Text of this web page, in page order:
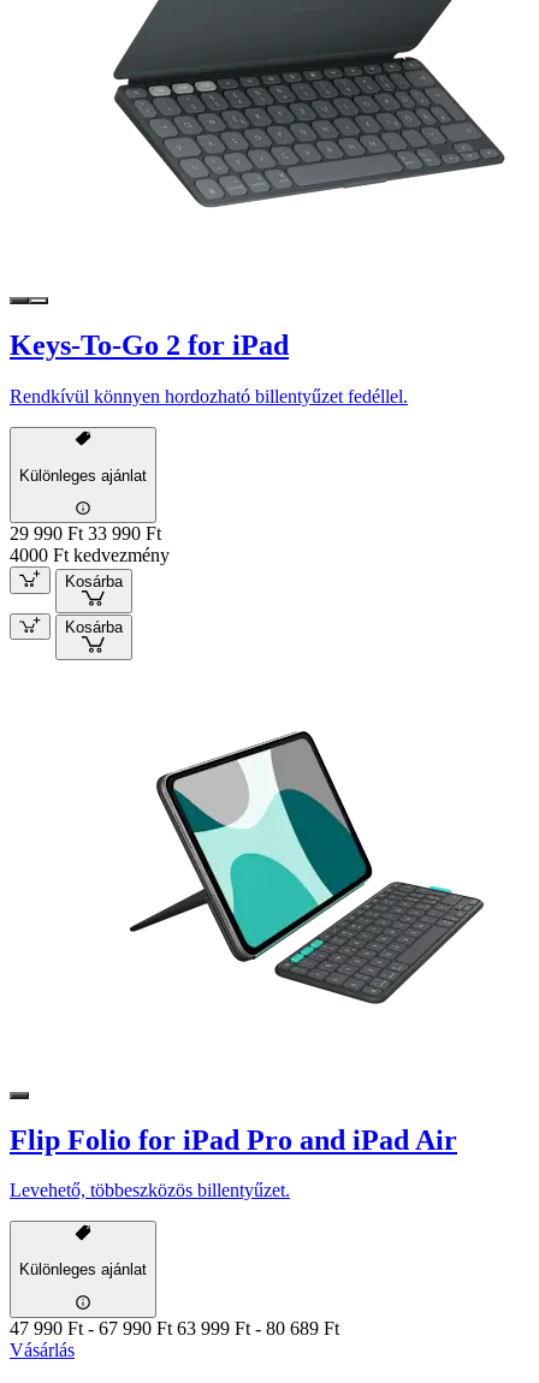
Keys-To-Go 2 for iPad
Rendkívül könnyen hordozható billentyűzet fedéllel.
Különleges ajánlat
29 990 Ft 33 990 Ft
4000 Ft kedvezmény
Kosárba
Kosárba
Flip Folio for iPad Pro and iPad Air
Levehető, többeszközös billentyűzet.
Különleges ajánlat
47 990 Ft - 67 990 Ft 63 999 Ft - 80 689 Ft
Vásárlás